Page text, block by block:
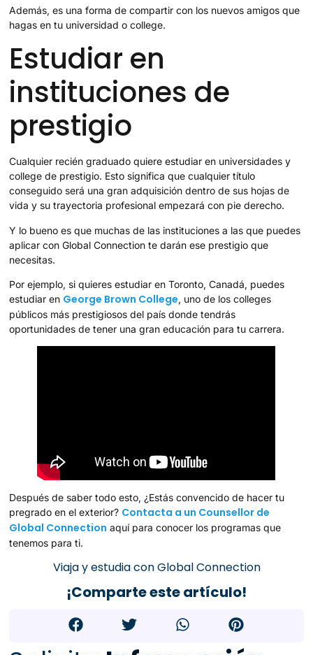
Además, es una forma de compartir con los nuevos amigos que
hagas en tu universidad o college.
Estudiar en
instituciones de
prestigio
Cualquier recién graduado quiere estudiar en universidades y
college de prestigio. Esto significa que cualquier título
conseguido será una gran adquisición dentro de sus hojas de
vida y su trayectoria profesional empezará con pie derecho.
Y lo bueno es que muchas de las instituciones a las que puedes
aplicar con Global Connection te darán ese prestigio que
necesitas.
Por ejemplo, si quieres estudiar en Toronto, Canadá, puedes
estudiar en George Brown College, uno de los colleges
públicos más prestigiosos del país donde tendrás
oportunidades de tener una gran educación para tu carrera.
Después de saber todo esto, ¿Estás convencido de hacer tu
pregrado en el exterior? Contacta a un Counsellor de
Global Connection aquí para conocer los programas que
tenemos para ti.
Viaja y estudia con Global Connection
¡Comparte este artículo!